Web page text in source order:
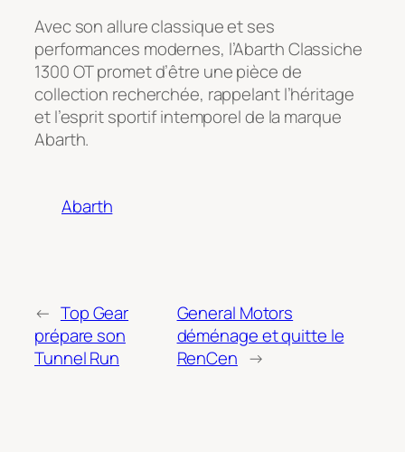
Avec son allure classique et ses
performances modernes, l’Abarth Classiche
1300 OT promet d’être une pièce de
collection recherchée, rappelant l’héritage
et l’esprit sportif intemporel de la marque
Abarth.
Abarth
← Top Gear
prépare son
Tunnel Run
General Motors
déménage et quitte le
RenCen →